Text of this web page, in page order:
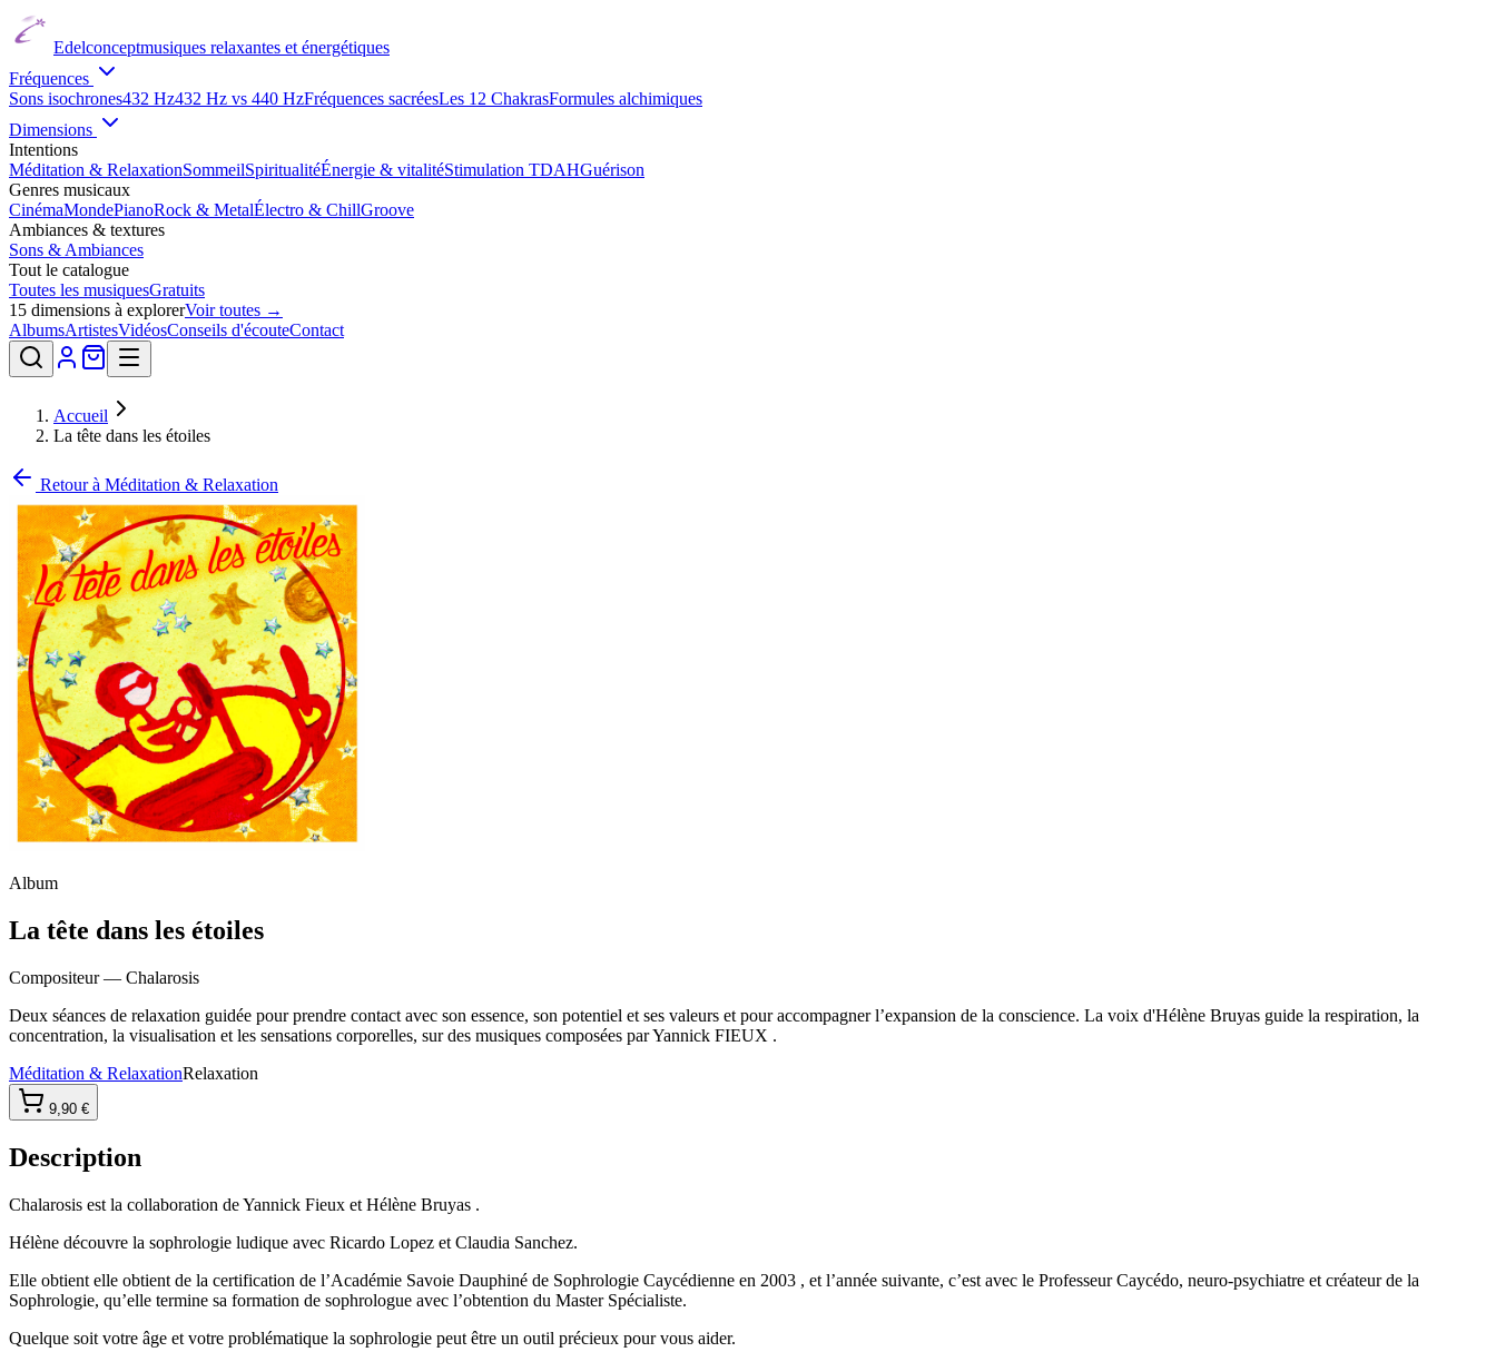
Edelconceptmusiques relaxantes et énergétiques
Fréquences
Sons isochrones432 Hz432 Hz vs 440 HzFréquences sacréesLes 12 ChakrasFormules alchimiques
Dimensions
Intentions
Méditation & RelaxationSommeilSpiritualitéÉnergie & vitalitéStimulation TDAHGuérison
Genres musicaux
CinémaMondePianoRock & MetalÉlectro & ChillGroove
Ambiances & textures
Sons & Ambiances
Tout le catalogue
Toutes les musiquesGratuits
15 dimensions à explorerVoir toutes →
AlbumsArtistesVidéosConseils d'écouteContact
Accueil
La tête dans les étoiles
Retour à Méditation & Relaxation
Album
La tête dans les étoiles
Compositeur — Chalarosis
Deux séances de relaxation guidée pour prendre contact avec son essence, son potentiel et ses valeurs et pour accompagner l’expansion de la conscience. La voix d'Hélène Bruyas guide la respiration, la
concentration, la visualisation et les sensations corporelles, sur des musiques composées par Yannick FIEUX .
Méditation & RelaxationRelaxation
9,90 €
Description
Chalarosis est la collaboration de Yannick Fieux et Hélène Bruyas .
Hélène découvre la sophrologie ludique avec Ricardo Lopez et Claudia Sanchez.
Elle obtient elle obtient de la certification de l’Académie Savoie Dauphiné de Sophrologie Caycédienne en 2003 , et l’année suivante, c’est avec le Professeur Caycédo, neuro-psychiatre et créateur de la
Sophrologie, qu’elle termine sa formation de sophrologue avec l’obtention du Master Spécialiste.
Quelque soit votre âge et votre problématique la sophrologie peut être un outil précieux pour vous aider.